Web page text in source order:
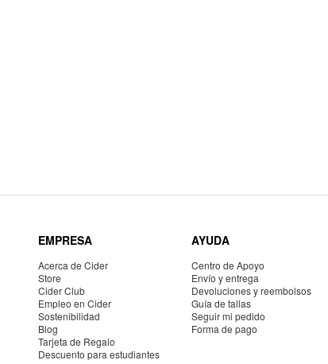
EMPRESA
Acerca de Cider
Store
Cider Club
Empleo en Cider
Sostenibilidad
Blog
Tarjeta de Regalo
Descuento para estudiantes
AYUDA
Centro de Apoyo
Envío y entrega
Devoluciones y reembolsos
Guía de tallas
Seguir mi pedido
Forma de pago